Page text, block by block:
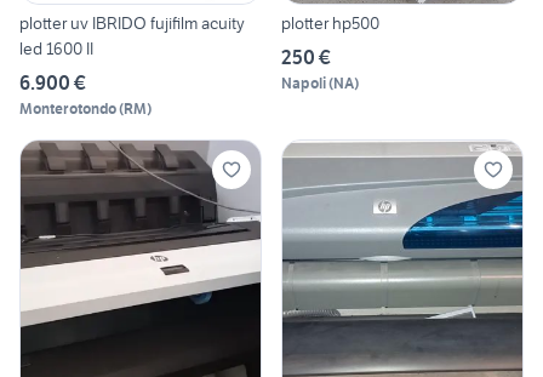
plotter uv IBRIDO fujifilm acuity
led 1600 II
6.900 €
Monterotondo(RM)
plotter hp500
250 €
Napoli(NA)